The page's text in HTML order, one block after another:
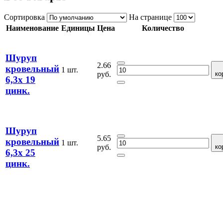
Сортировка
На странице
Наименование Единицы Цена Количество
Шуруп
кровельный
6,3х 19
цинк.
1 шт.
2.66
руб.
Шуруп
кровельный
6,3х 25
цинк.
1 шт.
5.65
руб.